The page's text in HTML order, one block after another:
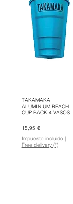
TAKAMAKA
ALUMINIUM BEACH
CUP PACK 4 VASOS
Precio
15,95 €
Impuesto incluido |
Free delivery (*)